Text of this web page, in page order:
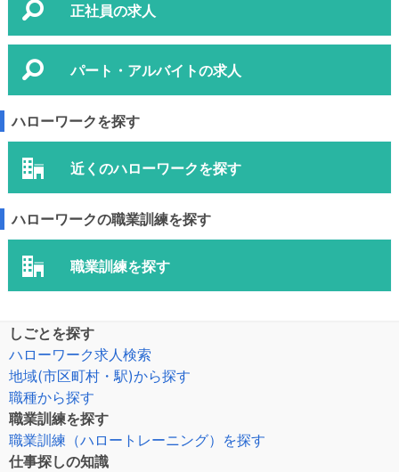
正社員の求人
パート・アルバイトの求人
ハローワークを探す
近くのハローワークを探す
ハローワークの職業訓練を探す
職業訓練を探す
しごとを探す
ハローワーク求人検索
地域(市区町村・駅)から探す
職種から探す
職業訓練を探す
職業訓練（ハロートレーニング）を探す
仕事探しの知識